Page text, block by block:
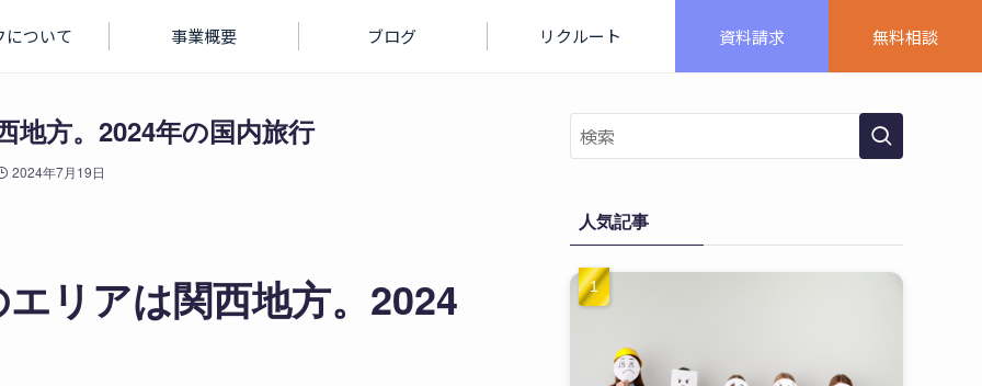
について 事業概要 ブログ リクルート 資料請求 無料相談
地方。2024年の国内旅行
2024年7月19日
リアは関西地方。2024
人気記事